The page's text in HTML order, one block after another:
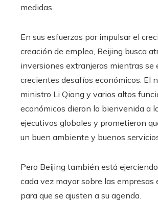
medidas.
En sus esfuerzos por impulsar el
creación de empleo, Beijing busca
inversiones extranjeras mientras se
crecientes desafíos económicos. El
ministro Li Qiang y varios altos
económicos dieron la bienvenida a
ejecutivos globales y prometieron
un buen ambiente y buenos
Pero Beijing también está
cada vez mayor sobre las empresas
para que se ajusten a su agenda.